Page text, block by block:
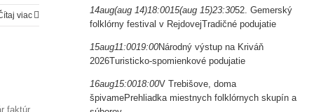
viac
faktúr
14aug(aug 14)18:0015(aug 15)23:3052. Gemerský
folklórny festival v RejdovejTradičné podujatie
15aug11:0019:00Národný výstup na Kriváň
2026Turisticko-spomienkové podujatie
16aug15:0018:00V Trebišove, doma
špivamePrehliadka miestnych folklórnych skupín a